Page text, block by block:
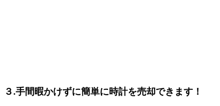
３.手間暇かけずに簡単に時計を売却できます！